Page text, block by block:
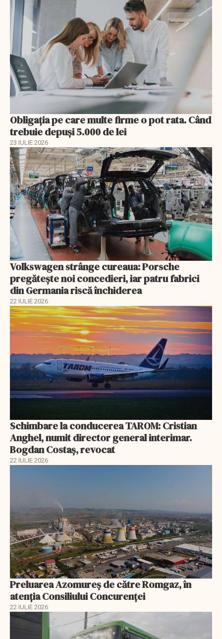
Obligația pe care multe firme o pot rata. Când
trebuie depuși 5.000 de lei
23 IULIE 2026
Volkswagen strânge cureaua: Porsche
pregătește noi concedieri, iar patru fabrici
din Germania riscă închiderea
22 IULIE 2026
Schimbare la conducerea TAROM: Cristian
Anghel, numit director general interimar.
Bogdan Costaș, revocat
22 IULIE 2026
Preluarea Azomureş de către Romgaz, în
atenţia Consiliului Concurenţei
22 IULIE 2026